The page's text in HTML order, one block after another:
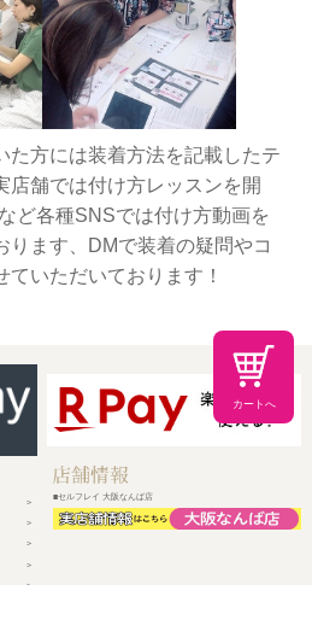
カートへ
た方には装着方法を記載したテ
店舗では付け方レッスンを開
ど各種SNSでは付け方動画を
ります、DMで装着の疑問やコ
いただいております！
■セルフレイ 大阪なんば店